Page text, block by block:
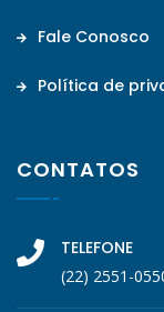
Fale Conosco
Política de
CONTATOS
TELEFONE
(22) 2551-